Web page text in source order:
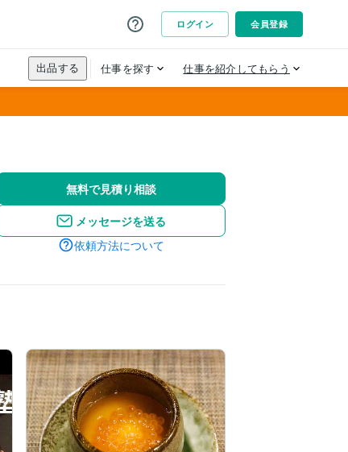
無料で見積り相談
メッセージを送る
依頼方法について